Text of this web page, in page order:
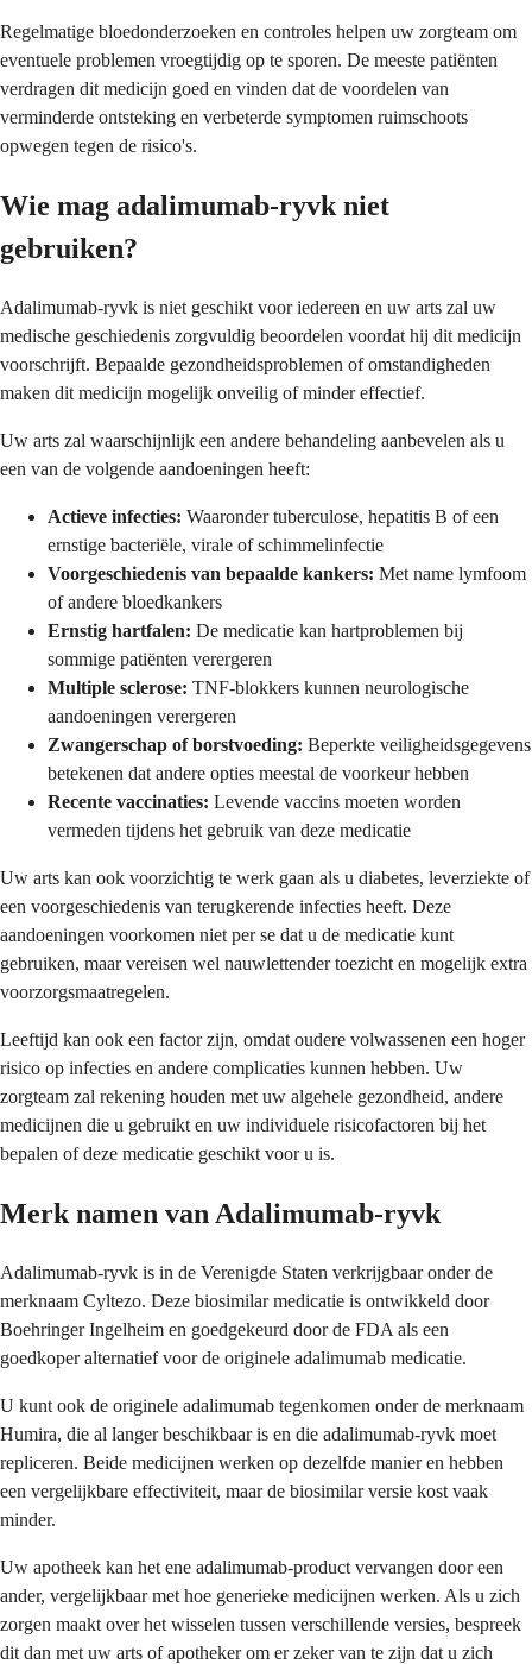
Regelmatige bloedonderzoeken en controles helpen uw zorgteam om
eventuele problemen vroegtijdig op te sporen. De meeste patiënten
verdragen dit medicijn goed en vinden dat de voordelen van
verminderde ontsteking en verbeterde symptomen ruimschoots
opwegen tegen de risico's.
Wie mag adalimumab-ryvk niet
gebruiken?
Adalimumab-ryvk is niet geschikt voor iedereen en uw arts zal uw
medische geschiedenis zorgvuldig beoordelen voordat hij dit medicijn
voorschrijft. Bepaalde gezondheidsproblemen of omstandigheden
maken dit medicijn mogelijk onveilig of minder effectief.
Uw arts zal waarschijnlijk een andere behandeling aanbevelen als u
een van de volgende aandoeningen heeft:
Actieve infecties: Waaronder tuberculose, hepatitis B of een
ernstige bacteriële, virale of schimmelinfectie
Voorgeschiedenis van bepaalde kankers: Met name lymfoom
of andere bloedkankers
Ernstig hartfalen: De medicatie kan hartproblemen bij
sommige patiënten verergeren
Multiple sclerose: TNF-blokkers kunnen neurologische
aandoeningen verergeren
Zwangerschap of borstvoeding: Beperkte veiligheidsgegevens
betekenen dat andere opties meestal de voorkeur hebben
Recente vaccinaties: Levende vaccins moeten worden
vermeden tijdens het gebruik van deze medicatie
Uw arts kan ook voorzichtig te werk gaan als u diabetes, leverziekte of
een voorgeschiedenis van terugkerende infecties heeft. Deze
aandoeningen voorkomen niet per se dat u de medicatie kunt
gebruiken, maar vereisen wel nauwlettender toezicht en mogelijk extra
voorzorgsmaatregelen.
Leeftijd kan ook een factor zijn, omdat oudere volwassenen een hoger
risico op infecties en andere complicaties kunnen hebben. Uw
zorgteam zal rekening houden met uw algehele gezondheid, andere
medicijnen die u gebruikt en uw individuele risicofactoren bij het
bepalen of deze medicatie geschikt voor u is.
Merk namen van Adalimumab-ryvk
Adalimumab-ryvk is in de Verenigde Staten verkrijgbaar onder de
merknaam Cyltezo. Deze biosimilar medicatie is ontwikkeld door
Boehringer Ingelheim en goedgekeurd door de FDA als een
goedkoper alternatief voor de originele adalimumab medicatie.
U kunt ook de originele adalimumab tegenkomen onder de merknaam
Humira, die al langer beschikbaar is en die adalimumab-ryvk moet
repliceren. Beide medicijnen werken op dezelfde manier en hebben
een vergelijkbare effectiviteit, maar de biosimilar versie kost vaak
minder.
Uw apotheek kan het ene adalimumab-product vervangen door een
ander, vergelijkbaar met hoe generieke medicijnen werken. Als u zich
zorgen maakt over het wisselen tussen verschillende versies, bespreek
dit dan met uw arts of apotheker om er zeker van te zijn dat u zich